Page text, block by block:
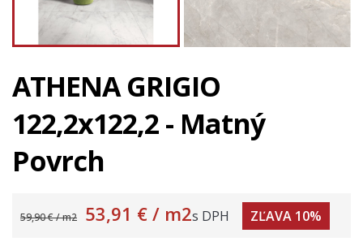
ATHENA GRIGIO
122,2x122,2 - Matný
Povrch
59,90 € / m2 53,91 € / m2s DPH ZĽAVA 10%